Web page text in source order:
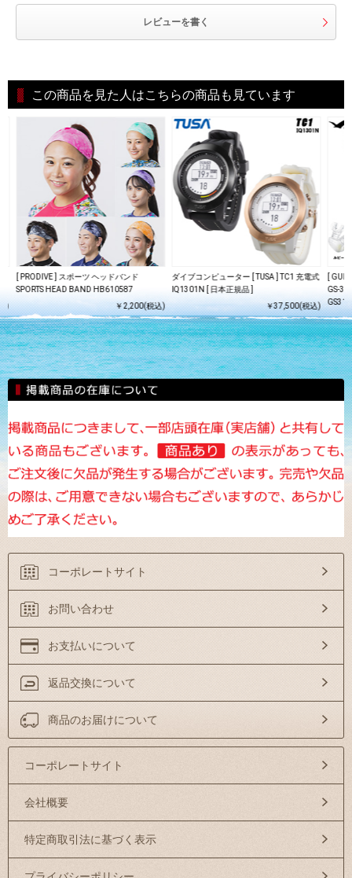
レビューを書く
この商品を見た人はこちらの商品も見ています
)
[ PRODIVE ] スポーツ ヘッドバンド
SPORTS HEAD BAND HB610587
￥2,200(税込)
ダイブコンピューター [ TUSA ] TC1 充電式
IQ1301N [ 日本正規品 ]
￥37,500(税込)
[
GS-
コーポレートサイト
お問い合わせ
お支払いについて
返品交換について
商品のお届けについて
コーポレートサイト
会社概要
特定商取引法に基づく表示